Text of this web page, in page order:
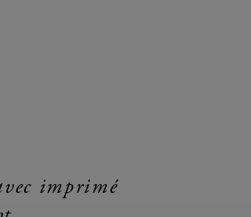
imprimé